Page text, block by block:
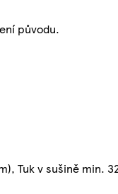
původu.
Tuk v sušině min.